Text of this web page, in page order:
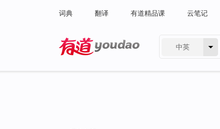
词典 翻译 有道精品课 云笔记
中英